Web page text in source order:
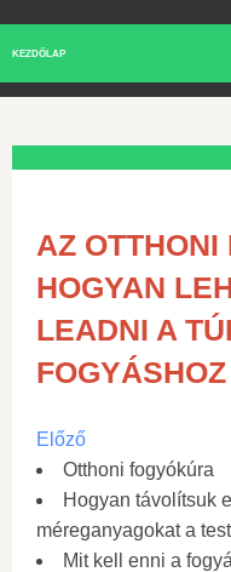
KEZDŐLAP
AZ OTTHONI
HOGYAN
LEADNI A
FOGYÁSHOZ
Előző
Otthoni fogyókúra
Hogyan távolítsuk
méreganyagokat a
Mit kell enni a